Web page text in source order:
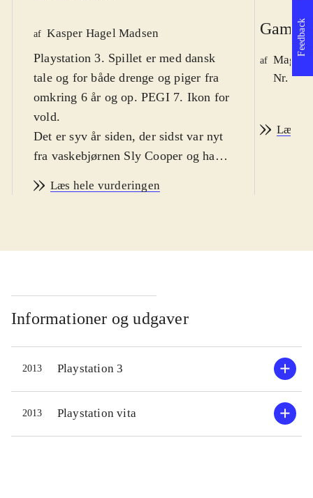
af Kasper Hagel Madsen
Playstation 3. Spillet er med dansk
tale og for både drenge og piger fra
omkring 6 år og op. PEGI 7. Ikon for
vold.
Det er syv år siden, der sidst var nyt
fra vaskebjørnen Sly Cooper og hans
ændringer i platformspillets
fungerer som tutorial, så man lærer
er det første gang man stifter
bekendtskab med Sly og hans venner,
indledes spillet med en opsummering
af historien i de forrige spil.
Sværhedsgraden er moderat, så de
fleste kan være med. Skildpadden
Bentley har opfundet en tidsmaskine
Læs hele vurderingen
Game
af
Nr.
Læs
Informationer og udgaver
2013 Playstation 3
2013 Playstation vita
Feedback